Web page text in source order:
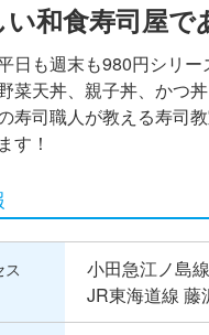
和食寿司屋で
日も週末も980円シリ
菜天丼、親子丼、かつ
寿司職人が教える寿司
す！
ス
小田急江ノ島
JR東海道線 藤